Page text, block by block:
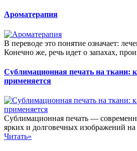
Ароматерапия
В переводе это понятие означает:
Конечно же, речь идет о запахах,
Сублимационная печать на ткани:
применяется
Сублимационная печать —
ярких и долговечных изображений на
Читать»